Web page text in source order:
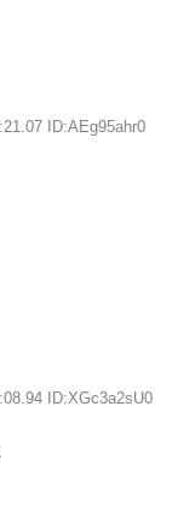
ID:AEg95ahr0
ID:XGc3a2sU0